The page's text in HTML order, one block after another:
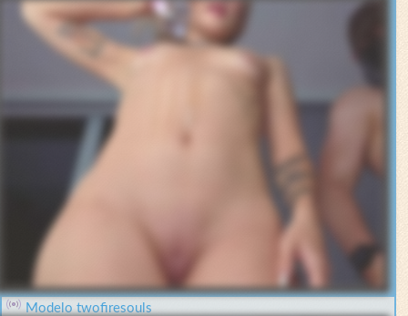
Modelo twofiresouls